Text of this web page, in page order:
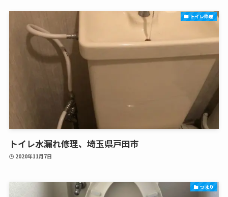
トイレ修理
トイレ水漏れ修理、埼玉県戸田市
2020年11月7日
つまり